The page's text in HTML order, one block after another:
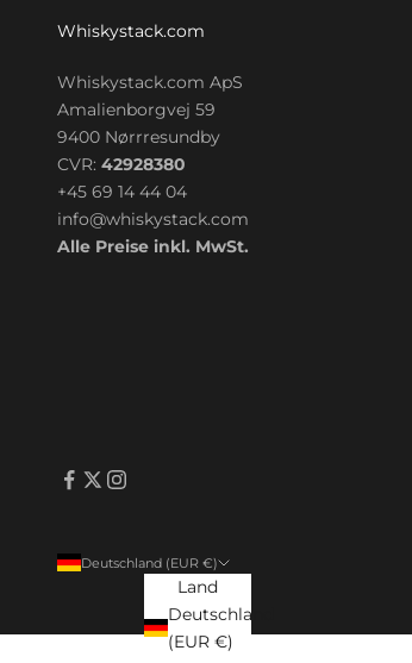
Whiskystack.com
Whiskystack.com ApS
Amalienborgvej 59
9400 Nørrresundby
CVR: 42928380
+45 69 14 44 04
info@whiskystack.com
Alle Preise inkl. MwSt.
Deutschland (EUR €)
Land
Deutschland
(EUR €)